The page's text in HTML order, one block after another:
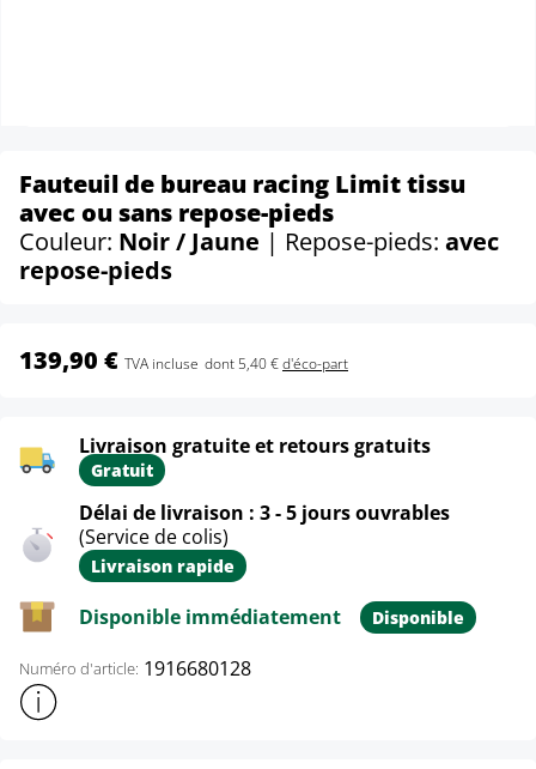
Fauteuil de bureau racing Limit tissu
avec ou sans repose-pieds
Couleur: Noir / Jaune | Repose-pieds: avec
repose-pieds
139,90 € TVA incluse dont 5,40 €d'éco-part
Livraison gratuite et retours gratuits
Gratuit
Délai de livraison : 3 - 5 jours ouvrables
(Service de colis)
Livraison rapide
Disponible immédiatement Disponible
Numéro d'article: 1916680128
Afficher plus d'informations sur le produit